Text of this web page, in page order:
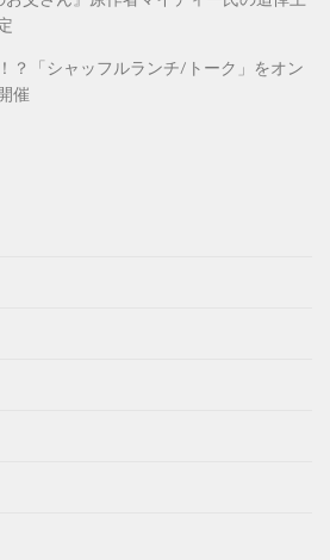
？「シャッフルランチ/トーク」をオン
催